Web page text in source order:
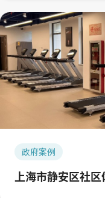
政府案例
上海市静安区社